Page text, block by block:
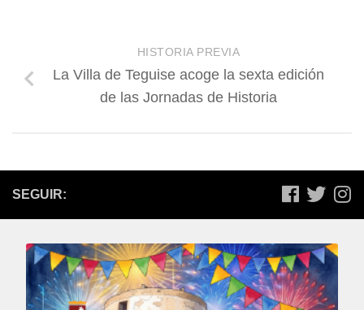
HISTORIA PREVIA
La Villa de Teguise acoge la sexta edición
de las Jornadas de Historia
SEGUIR: